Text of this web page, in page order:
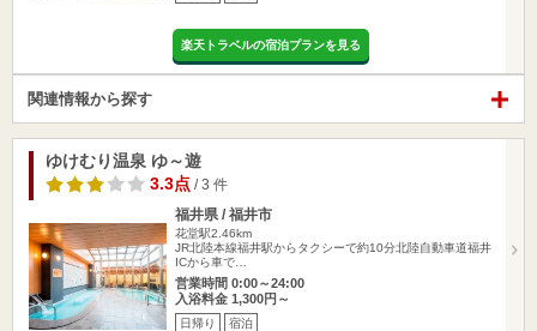
楽天トラベルの宿泊プランを見る
関連情報から探す
ゆけむり温泉 ゆ～遊
3.3点 / 3 件
福井県 / 福井市
花堂駅2.46km
JR北陸本線福井駅からタクシーで約10分北陸自動車道福井
ICから車で…
営業時間 0:00～24:00
入浴料金 1,300円～
日帰り 宿泊